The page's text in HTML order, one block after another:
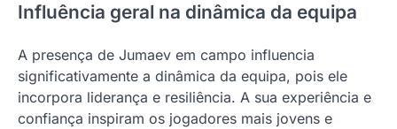
Influência geral na dinâmica da equipa
A presença de Jumaev em campo influencia
significativamente a dinâmica da equipa, pois ele
incorpora liderança e resiliência. A sua experiência e
confiança inspiram os jogadores mais jovens e